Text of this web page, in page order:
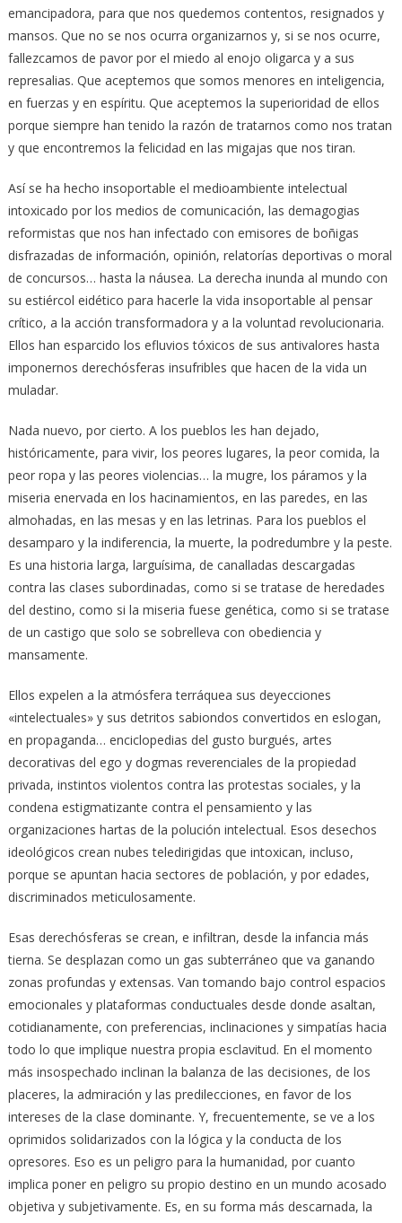
emancipadora, para que nos quedemos contentos, resignados y
mansos. Que no se nos ocurra organizarnos y, si se nos ocurre,
fallezcamos de pavor por el miedo al enojo oligarca y a sus
represalias. Que aceptemos que somos menores en inteligencia,
en fuerzas y en espíritu. Que aceptemos la superioridad de ellos
porque siempre han tenido la razón de tratarnos como nos tratan
y que encontremos la felicidad en las migajas que nos tiran.
Así se ha hecho insoportable el medioambiente intelectual
intoxicado por los medios de comunicación, las demagogias
reformistas que nos han infectado con emisores de boñigas
disfrazadas de información, opinión, relatorías deportivas o moral
de concursos… hasta la náusea. La derecha inunda al mundo con
su estiércol eidético para hacerle la vida insoportable al pensar
crítico, a la acción transformadora y a la voluntad revolucionaria.
Ellos han esparcido los efluvios tóxicos de sus antivalores hasta
imponernos derechósferas insufribles que hacen de la vida un
muladar.
Nada nuevo, por cierto. A los pueblos les han dejado,
históricamente, para vivir, los peores lugares, la peor comida, la
peor ropa y las peores violencias… la mugre, los páramos y la
miseria enervada en los hacinamientos, en las paredes, en las
almohadas, en las mesas y en las letrinas. Para los pueblos el
desamparo y la indiferencia, la muerte, la podredumbre y la peste.
Es una historia larga, larguísima, de canalladas descargadas
contra las clases subordinadas, como si se tratase de heredades
del destino, como si la miseria fuese genética, como si se tratase
de un castigo que solo se sobrelleva con obediencia y
mansamente.
Ellos expelen a la atmósfera terráquea sus deyecciones
«intelectuales» y sus detritos sabiondos convertidos en eslogan,
en propaganda… enciclopedias del gusto burgués, artes
decorativas del ego y dogmas reverenciales de la propiedad
privada, instintos violentos contra las protestas sociales, y la
condena estigmatizante contra el pensamiento y las
organizaciones hartas de la polución intelectual. Esos desechos
ideológicos crean nubes teledirigidas que intoxican, incluso,
porque se apuntan hacia sectores de población, y por edades,
discriminados meticulosamente.
Esas derechósferas se crean, e infiltran, desde la infancia más
tierna. Se desplazan como un gas subterráneo que va ganando
zonas profundas y extensas. Van tomando bajo control espacios
emocionales y plataformas conductuales desde donde asaltan,
cotidianamente, con preferencias, inclinaciones y simpatías hacia
todo lo que implique nuestra propia esclavitud. En el momento
más insospechado inclinan la balanza de las decisiones, de los
placeres, la admiración y las predilecciones, en favor de los
intereses de la clase dominante. Y, frecuentemente, se ve a los
oprimidos solidarizados con la lógica y la conducta de los
opresores. Eso es un peligro para la humanidad, por cuanto
implica poner en peligro su propio destino en un mundo acosado
objetiva y subjetivamente. Es, en su forma más descarnada, la